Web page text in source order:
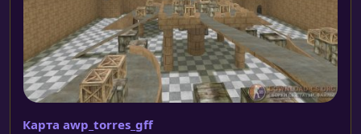
Карта awp_torres_gff